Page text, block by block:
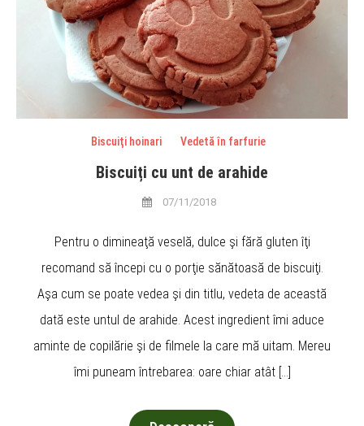
Biscuiţi hoinari Vedetă în farfurie
Biscuiți cu unt de arahide
07/11/2018
Pentru o dimineaţă veselă, dulce şi fără gluten îţi
recomand să începi cu o porţie sănătoasă de biscuiţi.
Aşa cum se poate vedea şi din titlu, vedeta de această
dată este untul de arahide. Acest ingredient îmi aduce
aminte de copilărie şi de filmele la care mă uitam. Mereu
îmi puneam întrebarea: oare chiar atât […]